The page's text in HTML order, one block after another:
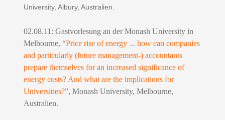
University, Albury, Australien.
02.08.11: Gastvorlesung an der Monash University in
Melbourne, “Price rise of energy ... how can companies
and particularly (future management-) accountants
prepare themselves for an increased significance of
energy costs? And what are the implications for
Universities?”, Monash University, Melbourne,
Australien.